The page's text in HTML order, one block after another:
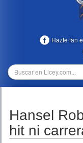
MULTIMEDIA
TEMPORADAS
Hazte fan
Hansel
hit ni